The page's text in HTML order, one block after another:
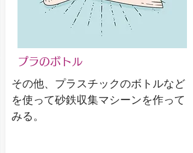
プラのボトル
その他、プラスチックのボトルなど
を使って砂鉄収集マシーンを作って
みる。